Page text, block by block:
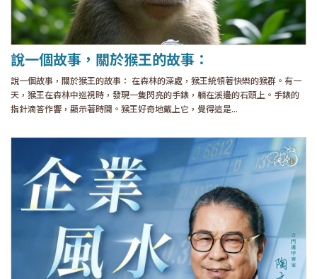
說一個故事，關於猴王的故事：
說一個故事，關於猴王的故事： 在森林的深處，猴王統領著快樂的猴群。有一
天，猴王在森林中巡視時，發現一隻閃亮的手錶，躺在溪邊的石頭上。手錶的
指針滴答作響，顯示著時間。猴王好奇地戴上它，覺得這是...